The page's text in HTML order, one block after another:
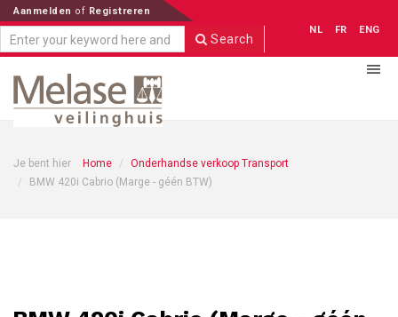
Aanmelden of Registreren
Search
NL FR ENG
Je bent hier Home
Onderhandse verkoop Transport
BMW 420i Cabrio (Marge - géén BTW)